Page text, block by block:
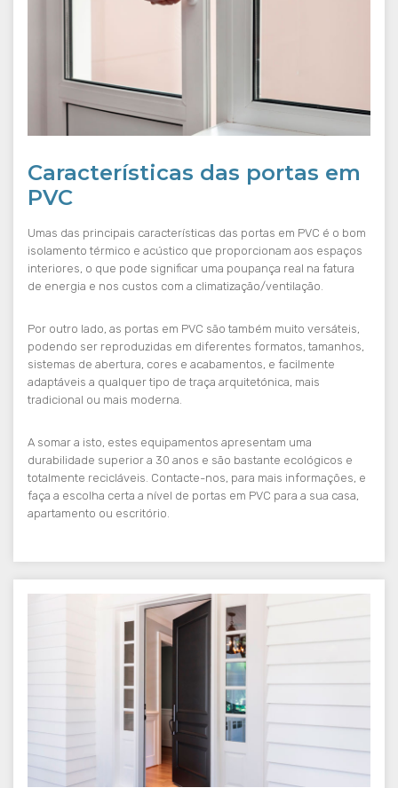
Características das portas em
PVC
Umas das principais características das portas em PVC é o bom
isolamento térmico e acústico que proporcionam aos espaços
interiores, o que pode significar uma poupança real na fatura
de energia e nos custos com a climatização/ventilação.
Por outro lado, as portas em PVC são também muito versáteis,
podendo ser reproduzidas em diferentes formatos, tamanhos,
sistemas de abertura, cores e acabamentos, e facilmente
adaptáveis a qualquer tipo de traça arquitetónica, mais
tradicional ou mais moderna.
A somar a isto, estes equipamentos apresentam uma
durabilidade superior a 30 anos e são bastante ecológicos e
totalmente recicláveis. Contacte-nos, para mais informações, e
faça a escolha certa a nível de portas em PVC para a sua casa,
apartamento ou escritório.